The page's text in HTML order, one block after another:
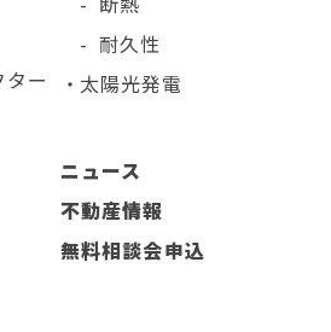
耐久性
ー
太陽光発電
ニュース
不動産情報
無料相談会申込